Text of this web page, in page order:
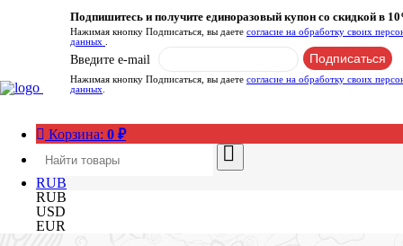
Подпишитесь и получите единоразовый купон со скидкой в
Нажимая кнопку Подписаться, вы даете согласие на обработку своих
данных
Введите e-mail
Нажимая кнопку Подписаться, вы даете согласие на обработку своих
данных
Корзина: 0 ₽
RUB
RUB
USD
EUR